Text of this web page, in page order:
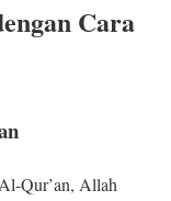
Cara
Qur’an, Allah